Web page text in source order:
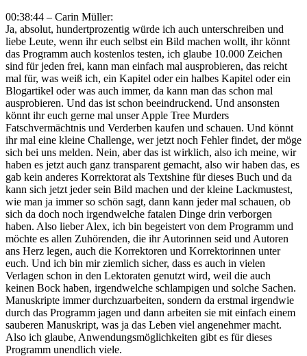
00:38:44 – Carin Müller:
Ja, absolut, hundertprozentig würde ich auch unterschreiben und
liebe Leute, wenn ihr euch selbst ein Bild machen wollt, ihr könnt
das Programm auch kostenlos testen, ich glaube 10.000 Zeichen
sind für jeden frei, kann man einfach mal ausprobieren, das reicht
mal für, was weiß ich, ein Kapitel oder ein halbes Kapitel oder ein
Blogartikel oder was auch immer, da kann man das schon mal
ausprobieren. Und das ist schon beeindruckend. Und ansonsten
könnt ihr euch gerne mal unser Apple Tree Murders
Fatschvermächtnis und Verderben kaufen und schauen. Und könnt
ihr mal eine kleine Challenge, wer jetzt noch Fehler findet, der möge
sich bei uns melden. Nein, aber das ist wirklich, also ich meine, wir
haben es jetzt auch ganz transparent gemacht, also wir haben das, es
gab kein anderes Korrektorat als Textshine für dieses Buch und da
kann sich jetzt jeder sein Bild machen und der kleine Lackmustest,
wie man ja immer so schön sagt, dann kann jeder mal schauen, ob
sich da doch noch irgendwelche fatalen Dinge drin verborgen
haben. Also lieber Alex, ich bin begeistert von dem Programm und
möchte es allen Zuhörenden, die ihr Autorinnen seid und Autoren
ans Herz legen, auch die Korrektoren und Korrektorinnen unter
euch. Und ich bin mir ziemlich sicher, dass es auch in vielen
Verlagen schon in den Lektoraten genutzt wird, weil die auch
keinen Bock haben, irgendwelche schlampigen und solche Sachen.
Manuskripte immer durchzuarbeiten, sondern da erstmal irgendwie
durch das Programm jagen und dann arbeiten sie mit einfach einem
sauberen Manuskript, was ja das Leben viel angenehmer macht.
Also ich glaube, Anwendungsmöglichkeiten gibt es für dieses
Programm unendlich viele.